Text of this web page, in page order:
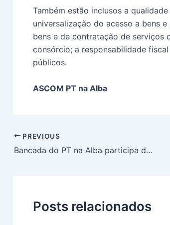
Também estão inclusos a
universalização do acesso a bens
bens e de contratação de serviços
consórcio; a responsabilidade
públicos.
ASCOM PT na Alba
PREVIOUS
Bancada do PT na Alba participa de sessão com aprovação de projetos do executivo
Posts relacionados